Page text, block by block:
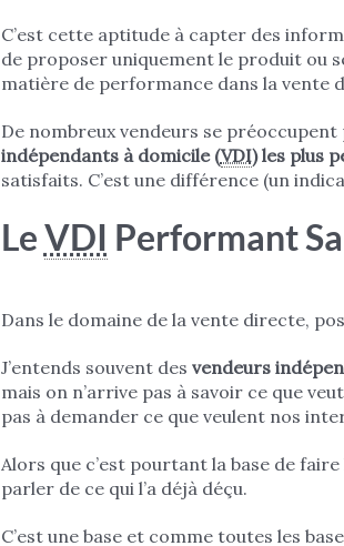
C’est cette aptitude à capter des
de proposer uniquement le produit ou
matière de performance dans la vente
De nombreux vendeurs se
indépendants à domicile (VDI) les plus
satisfaits. C’est une différence (un
LeVDI Performant
Dans le domaine de la vente directe,
J’entends souvent des vendeurs
mais on n’arrive pas à savoir ce que
pas à demander ce que veulent nos
Alors que c’est pourtant la base de
parler de ce qui l’a déjà déçu.
C’est une base et comme toutes les